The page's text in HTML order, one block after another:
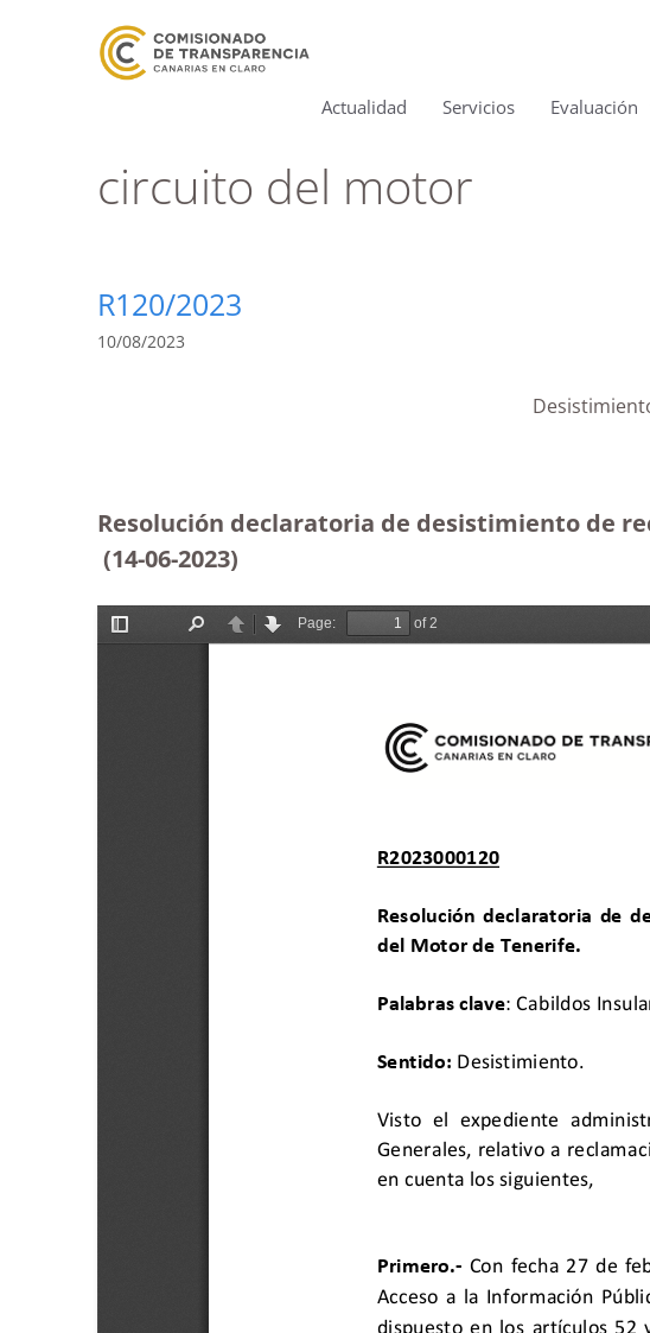
Actualidad Servicios Evaluación
circuito del motor
R120/2023
10/08/2023
Resolución declaratoria de desistimiento de
(14-06-2023)